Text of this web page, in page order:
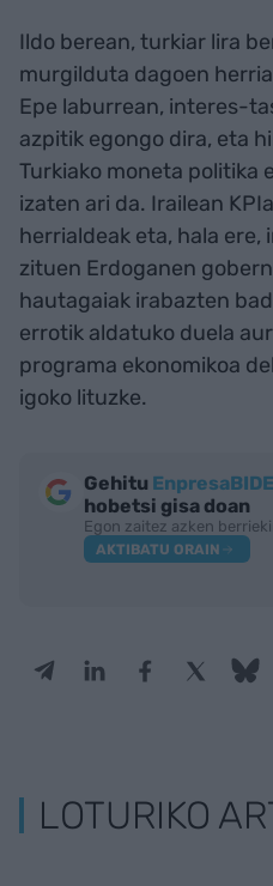
Ildo berean, turkiar lira
murgilduta dagoen
Epe laburrean, interes-
azpitik egongo dira, eta
Turkiako moneta politika
izaten ari da. Irailean
herrialdeak eta, hala
zituen Erdoganen
hautagaiak irabazten
errotik aldatuko duela
programa ekonomikoa
igoko lituzke.
Gehitu
hobetsi gisa doan
Egon zaitez azken
AKTIBATU ORAIN
LOTURIKO